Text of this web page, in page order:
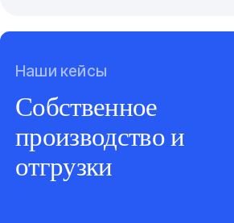
Наши кейсы
Собственное
производство и
отгрузки